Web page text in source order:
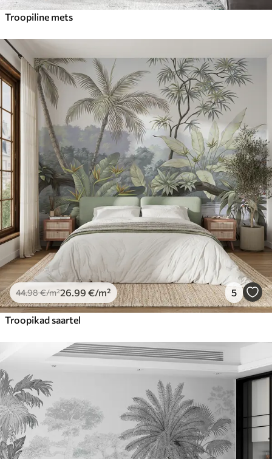
Troopiline mets
44.98€/m²26 .99 €/m² 5
Troopikad saartel